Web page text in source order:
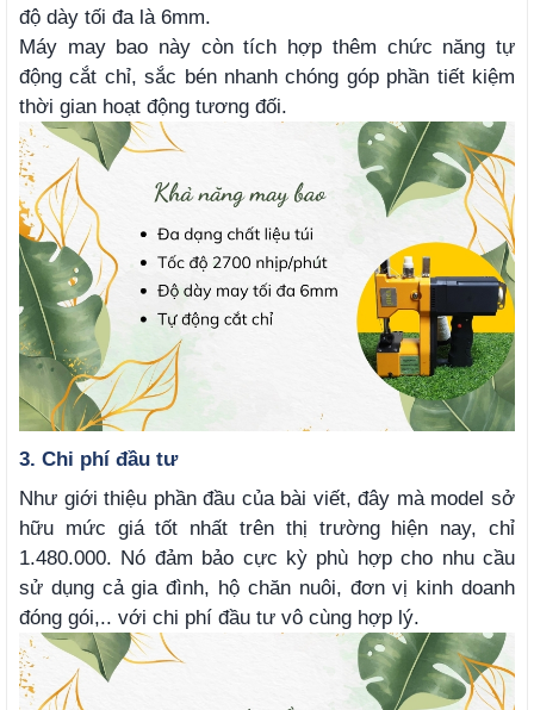
độ dày tối đa là 6mm.
Máy may bao này còn tích hợp thêm chức năng tự
động cắt chỉ, sắc bén nhanh chóng góp phần tiết kiệm
thời gian hoạt động tương đối.
3. Chi phí đầu tư
Như giới thiệu phần đầu của bài viết, đây mà model sở
hữu mức giá tốt nhất trên thị trường hiện nay, chỉ
1.480.000. Nó đảm bảo cực kỳ phù hợp cho nhu cầu
sử dụng cả gia đình, hộ chăn nuôi, đơn vị kinh doanh
đóng gói,.. với chi phí đầu tư vô cùng hợp lý.